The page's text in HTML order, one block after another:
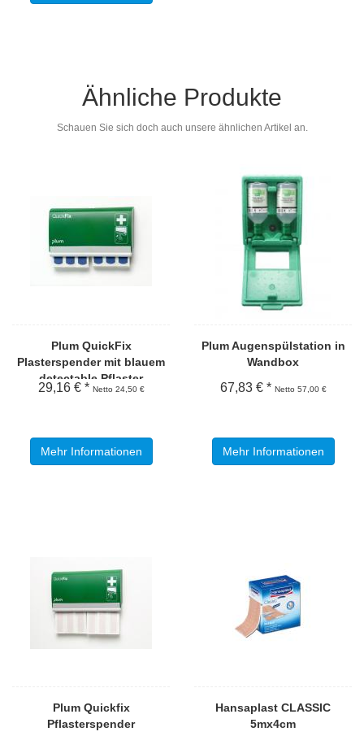
Ähnliche Produkte
Schauen Sie sich doch auch unsere ähnlichen Artikel an.
Plum QuickFix
Plasterspender mit blauem
detectable Pflaster
29,16 € * Netto 24,50 €
Mehr Informationen
Plum Augenspülstation in
Wandbox
67,83 € * Netto 57,00 €
Mehr Informationen
Plum Quickfix
Pflasterspender
Hansaplast CLASSIC
5mx4cm